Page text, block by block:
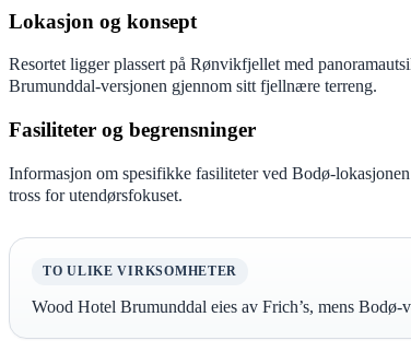
Lokasjon og konsept
Resortet ligger plassert på Rønvikfjellet med
Brumunddal-versjonen gjennom sitt fjellnære terreng.
Fasiliteter og begrensninger
Informasjon om spesifikke fasiliteter ved Bodø-
tross for utendørsfokuset.
TO ULIKE VIRKSOMHETER
Wood Hotel Brumunddal eies av Frich’s, mens